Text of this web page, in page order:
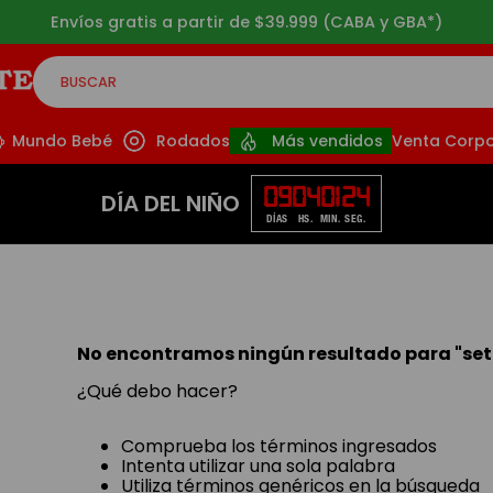
Envíos gratis a partir de $39.999 (CABA y GBA*)
BUSCAR
Mundo Bebé Rodados Más vendidos Venta
DÍA DEL NIÑO 09
DÍAS
04
HS.
01
MIN.
23
SEG.
No encontramos ningún resultado para "
¿Qué debo hacer?
Comprueba los términos ingresados
Intenta utilizar una sola palabra
Utiliza términos genéricos en la búsqueda